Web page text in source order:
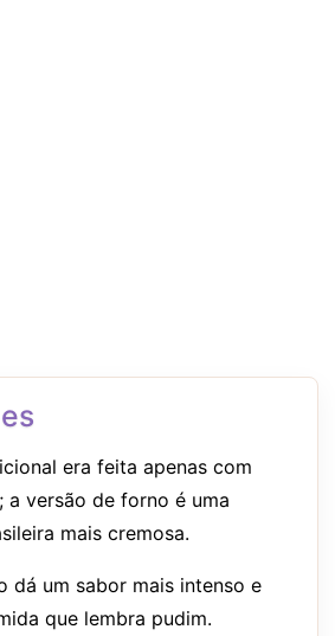
era feita apenas com
a versão de forno é uma
mais cremosa.
dá um sabor mais intenso e
que lembra pudim.